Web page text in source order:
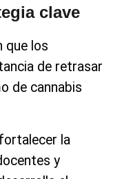
clave
que los
de retrasar
de cannabis
la
y